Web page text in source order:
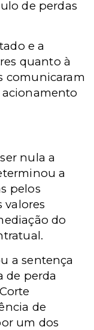
de perdas
e a
quanto à
comunicaram
acionamento
nula a
a
pelos
valores
do
a sentença
de perda
de
um dos